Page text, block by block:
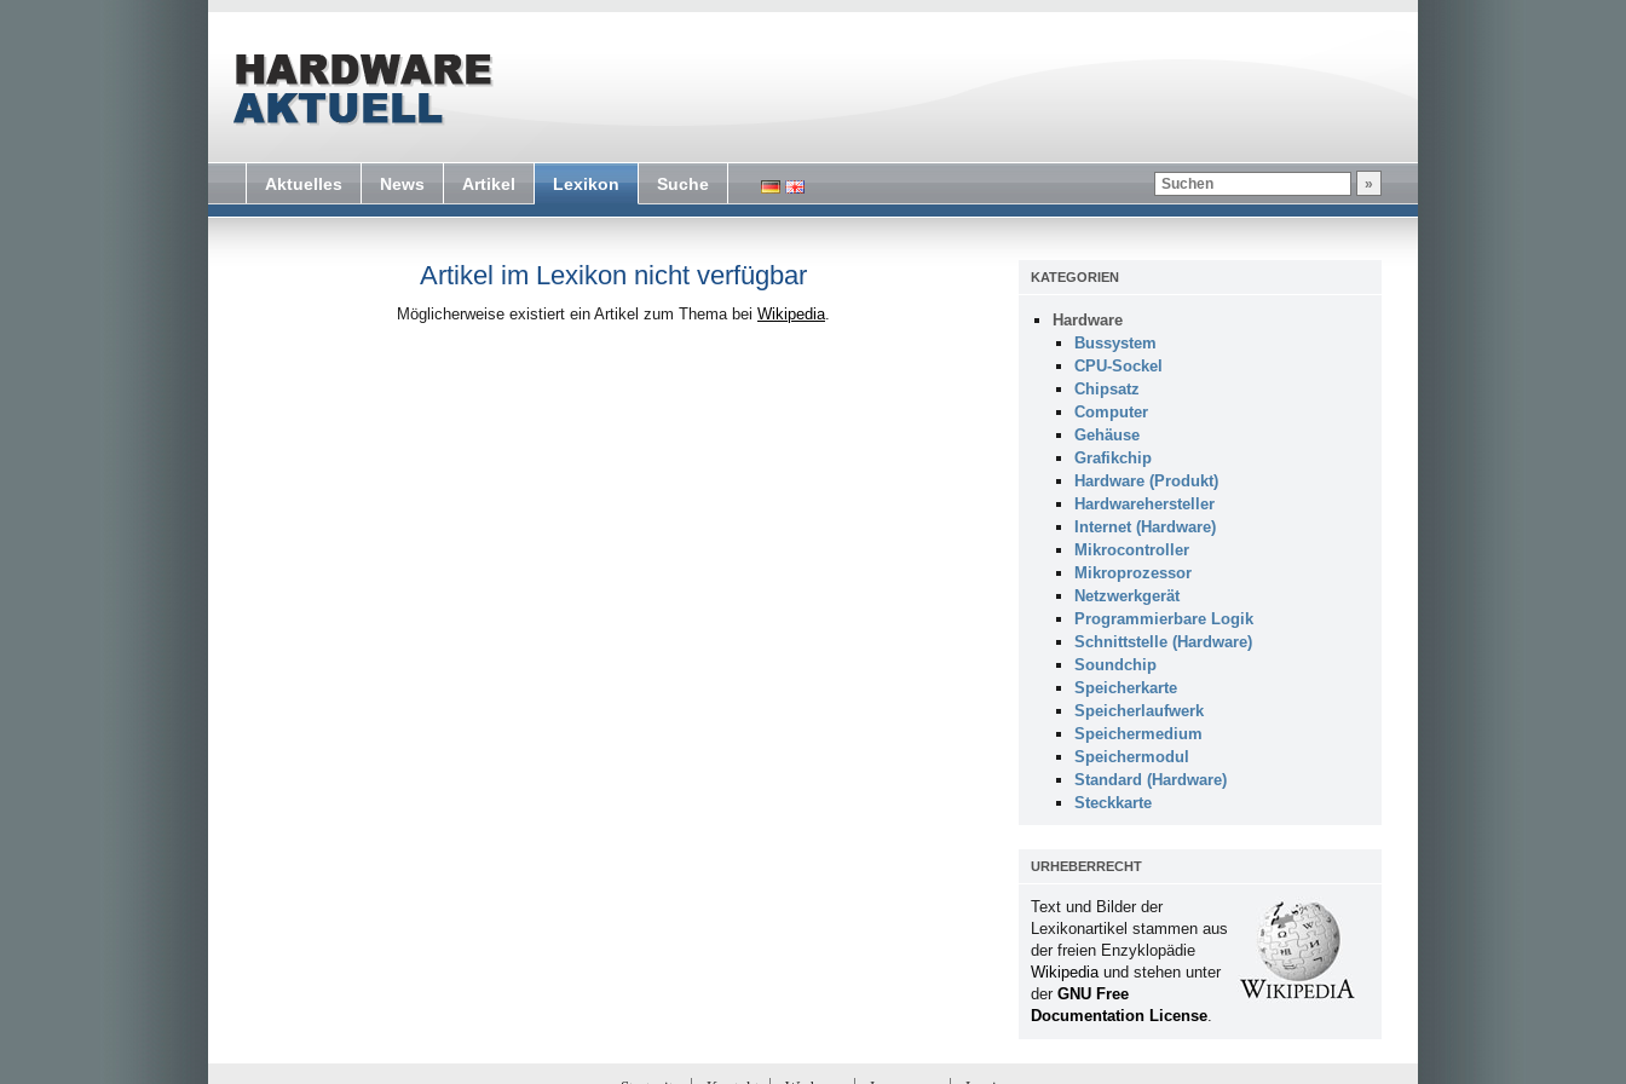
Aktuelles News Artikel Lexikon Suche
Artikel im Lexikon nicht verfügbar
Möglicherweise existiert ein Artikel zum Thema bei Wikipedia.
KATEGORIEN
Hardware
Bussystem
CPU-Sockel
Chipsatz
Computer
Gehäuse
Grafikchip
Hardware (Produkt)
Hardwarehersteller
Internet (Hardware)
Mikrocontroller
Mikroprozessor
Netzwerkgerät
Programmierbare Logik
Schnittstelle (Hardware)
Soundchip
Speicherkarte
Speicherlaufwerk
Speichermedium
Speichermodul
Standard (Hardware)
Steckkarte
URHEBERRECHT
Text und Bilder der
Lexikonartikel stammen aus
der freien Enzyklopädie
Wikipediaund stehen unter
der GNU Free
Documentation License.